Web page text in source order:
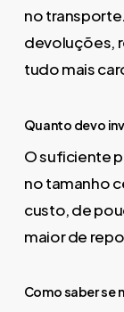
no
devoluções,
tudo mais
Quanto devo
O suficiente
no tamanho
custo, de
maior de
Como saber se